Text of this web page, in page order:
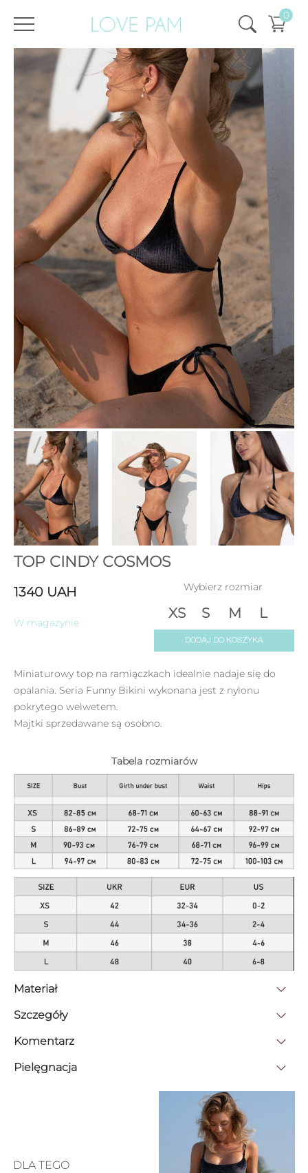
0
Strona główna / Wszystko ,Góra i dół Szczyt Cindy Top Cindy Cosmos
TOP CINDY COSMOS
1340 UAH
W magazynie
Wybierz rozmiar
XS S M L
DODAJ DO KOSZYKA
Miniaturowy top na ramiączkach idealnie nadaje się do
opalania. Seria Funny Bikini wykonana jest z nylonu
pokrytego welwetem.
Majtki sprzedawane są osobno.
Tabela rozmiarów
Materiał
Szczegóły
Komentarz
Pielęgnacja
DLA TEGO